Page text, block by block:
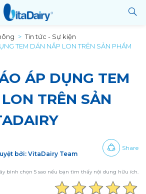
Tin tức - Sự kiện
TEM DÁN NẮP LON TRÊN SẢN PHẨM
ÁP DỤNG TEM
TRÊN SẢN
bởi: VitaDairy Team
Share
bình chọn 5 sao nếu bạn tìm thấy nội dung hữu ích.